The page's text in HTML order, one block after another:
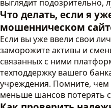
выглядит подозрительно,
Что делать, если я
мошенническом
Если вы уже ввели свои
заморожите активы и
связанных с ними
техподдержку вашего
учреждения. Помните, чем
меньше шансов потерять